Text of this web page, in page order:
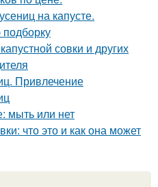
на капусте.
совки и других
Привлечение
мыть или нет
что это и как она может